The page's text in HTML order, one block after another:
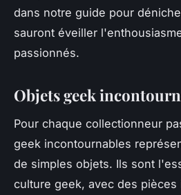
dans notre guide pour
sauront éveiller
passionnés.
Objets geek
Pour chaque collectionneur
geek incontournables
de simples objets. Ils sont
culture geek, avec des pièces